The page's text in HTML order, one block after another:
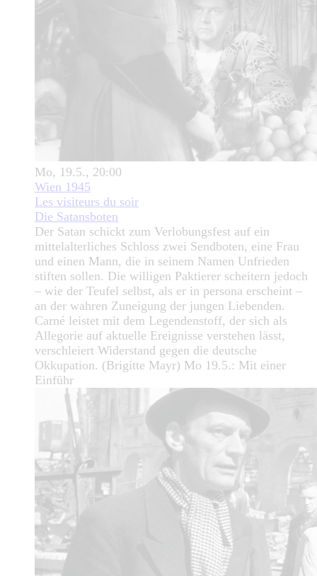
Mo, 19.5., 20:00
Wien 1945
Les visiteurs du soir
Die Satansboten
Der Satan schickt zum Verlobungsfest auf ein
mittelalterliches Schloss zwei Sendboten, eine Frau
und einen Mann, die in seinem Namen Unfrieden
stiften sollen. Die willigen Paktierer scheitern jedoch
– wie der Teufel selbst, als er in persona erscheint –
an der wahren Zuneigung der jungen Liebenden.
Carné leistet mit dem Legendenstoff, der sich als
Allegorie auf aktuelle Ereignisse verstehen lässt,
verschleiert Widerstand gegen die deutsche
Okkupation. (Brigitte Mayr) Mo 19.5.: Mit einer
Einführ